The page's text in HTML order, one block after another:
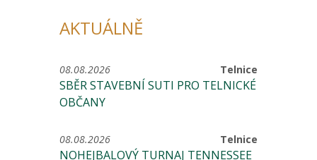
AKTUÁLNĚ
Telnice
08.08.2026
SBĚR STAVEBNÍ SUTI PRO TELNICKÉ
OBČANY
Telnice
08.08.2026
NOHEJBALOVÝ TURNAJ TENNESSEE